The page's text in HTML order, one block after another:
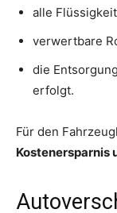
alle
verwertbare
die
erfolgt.
Für den
Kostenersparnis